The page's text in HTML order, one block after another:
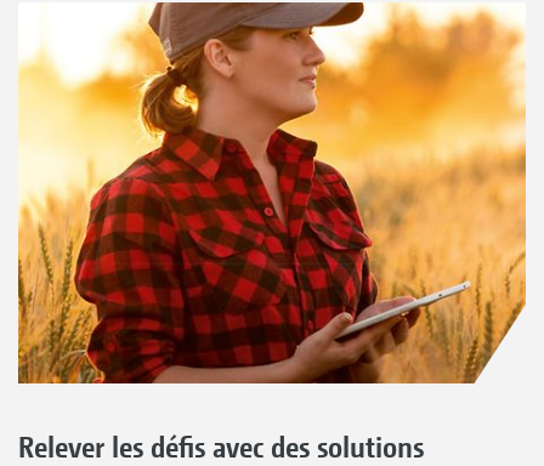
Relever les défis avec des solutions